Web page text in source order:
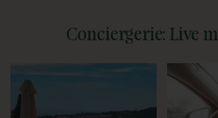
transport adapté. Veuillez nous contacter
Conciergerie: Live